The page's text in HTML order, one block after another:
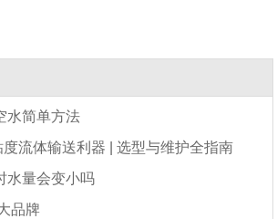
水简单方法
流体输送利器 | 选型与维护全指南
水量会变小吗
品牌